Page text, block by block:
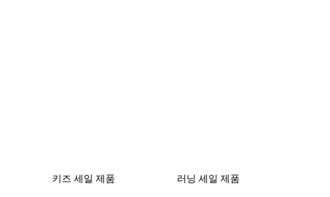
키즈 세일 제품 러닝 세일 제품